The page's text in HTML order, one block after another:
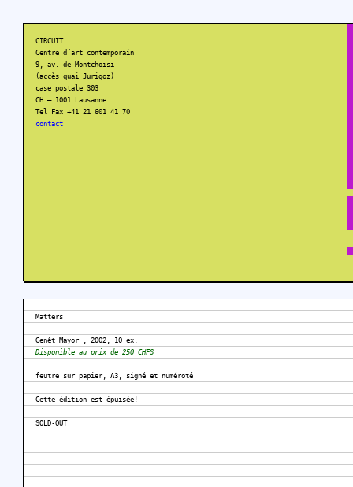
CIRCUIT
Centre d’art contemporain
9, av. de Montchoisi
(accès quai Jurigoz)
case postale 303
CH – 1001 Lausanne
Tel Fax +41 21 601 41 70
contact
Matters
Genêt Mayor , 2002, 10 ex.
Disponible au prix de 250 CHFS
feutre sur papier, A3, signé et numéroté
Cette édition est épuisée!
SOLD-OUT